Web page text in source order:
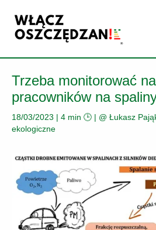
treści
Trzeba monitorować
pracowników na
18/03/2023 | 4 min 🕒 | @ Łukasz
ekologiczne